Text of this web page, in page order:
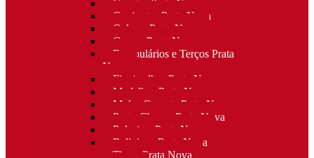
Canetas Prata Nova
Conjuntos Prata Nova
Colares Prata Nova
Cruzes Prata Nova
Escapulários e Terços Prata
Nova
Fios/malhas Prata Nova
Medalhas Prata Nova
Molas Gravata Prata Nova
Porta-Chaves Prata Nova
Pulseiras Prata Nova
Religioso Prata Nova
Tiaras Prata Nova